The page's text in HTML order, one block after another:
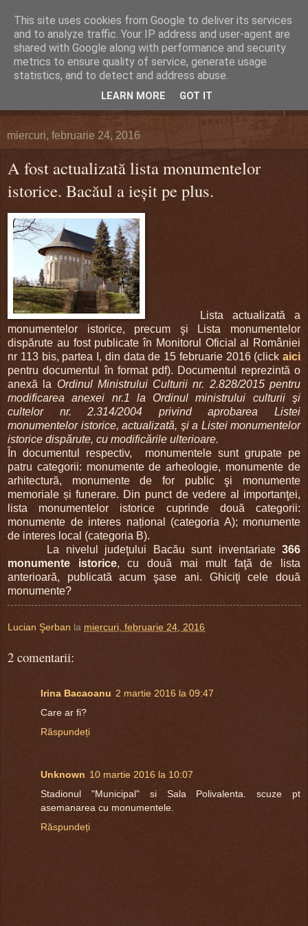
DEFERLĂRI
Despre şi pentru Bacău. Totul la obiect.
miercuri, februarie 24, 2016
A fost actualizată lista monumentelor
istorice. Bacăul a ieşit pe plus.
Lista actualizată a
monumentelor istorice, precum şi Lista monumentelor
dispărute au fost publicate în Monitorul Oficial al României
nr 113 bis, partea I, din data de 15 februarie 2016 (click aici
pentru documentul în format pdf). Documentul reprezintă o
anexă la Ordinul Ministrului Culturii nr. 2.828/2015 pentru
modificarea anexei nr.1 la Ordinul ministrului culturii şi
cultelor nr. 2.314/2004 privind aprobarea Listei
monumentelor istorice, actualizată, şi a Listei monumentelor
istorice dispărute, cu modificările ulterioare.
În documentul respectiv,
monumentele sunt grupate pe
patru categorii: monumente de arheologie, monumente de
arhitectură, monumente de for public şi monumente
memoriale și funerare. Din punct de vedere al importanţei,
lista monumentelor istorice cuprinde două categorii:
monumente de interes național (categoria A); monumente
de interes local (categoria B).
La nivelul judeţului Bacău sunt inventariate366
monumente istorice, cu două mai mult faţă de lista
anterioară, publicată acum şase ani. Ghiciţi cele două
monumente?
Lucian Şerban la miercuri, februarie 24, 2016
2 comentarii:
Irina Bacaoanu 2 martie 2016 la 09:47
Care ar fi?
Răspundeți
Unknown 10 martie 2016 la 10:07
Stadionul "Municipal" si Sala Polivalenta. scuze pt
asemanarea cu monumentele.
Răspundeți
This site uses cookies from Google to deliver its services
and to analyze traffic. Your IP address and user-agent are
shared with Google along with performance and security
metrics to ensure quality of service, generate usage
statistics, and to detect and address abuse.
LEARN MORE GOT IT